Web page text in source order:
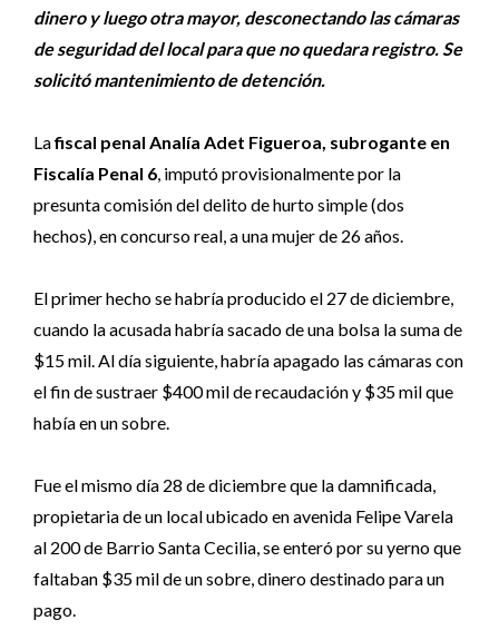
dinero y luego otra mayor, desconectando las cámaras
de seguridad del local para que no quedara registro. Se
solicitó mantenimiento de detención.
Lafiscal penal Analía Adet Figueroa, subrogante en
Fiscalía Penal 6, imputó provisionalmente por la
presunta comisión del delito de hurto simple (dos
hechos), en concurso real, a una mujer de 26 años.
El primer hecho se habría producido el 27 de diciembre,
cuando la acusada habría sacado de una bolsa la suma de
$15 mil. Al día siguiente, habría apagado las cámaras con
el fin de sustraer $400 mil de recaudación y $35 mil que
había en un sobre.
Fue el mismo día 28 de diciembre que la damnificada,
propietaria de un local ubicado en avenida Felipe Varela
al 200 de Barrio Santa Cecilia, se enteró por su yerno que
faltaban $35 mil de un sobre, dinero destinado para un
pago.